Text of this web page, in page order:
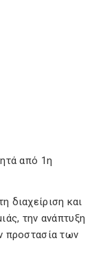
από 1η
διαχείριση και
την ανάπτυξη
προστασία των